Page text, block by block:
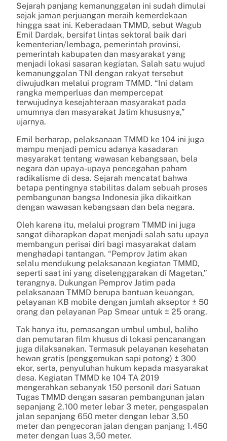
Sejarah panjang kemanunggalan ini sudah dimulai
sejak jaman perjuangan meraih kemerdekaan
hingga saat ini. Keberadaan TMMD, sebut Wagub
Emil Dardak, bersifat lintas sektoral baik dari
kementerian/lembaga, pemerintah provinsi,
pemerintah kabupaten dan masyarakat yang
menjadi lokasi sasaran kegiatan. Salah satu wujud
kemanunggalan TNI dengan rakyat tersebut
diwujudkan melalui program TMMD. “Ini dalam
rangka memperluas dan mempercepat
terwujudnya kesejahteraan masyarakat pada
umumnya dan masyarakat Jatim khususnya,”
ujarnya.
Emil berharap, pelaksanaan TMMD ke 104 ini juga
mampu menjadi pemicu adanya kasadaran
masyarakat tentang wawasan kebangsaan, bela
negara dan upaya-upaya pencegahan paham
radikalisme di desa. Sejarah mencatat bahwa
betapa pentingnya stabilitas dalam sebuah proses
pembangunan bangsa Indonesia jika dikaitkan
dengan wawasan kebangsaan dan bela negara.
Oleh karena itu, melalui program TMMD ini juga
sangat diharapkan dapat menjadi salah satu upaya
membangun perisai diri bagi masyarakat dalam
menghadapi tantangan. “Pemprov Jatim akan
selalu mendukung pelaksanaan kegiatan TMMD,
seperti saat ini yang diselenggarakan di Magetan,”
terangnya. Dukungan Pemprov Jatim pada
pelaksanaan TMMD berupa bantuan keuangan,
pelayanan KB mobile dengan jumlah akseptor ± 50
orang dan pelayanan Pap Smear untuk ± 25 orang.
Tak hanya itu, pemasangan umbul umbul, baliho
dan pemutaran film khusus di lokasi pencanangan
juga dilaksanakan. Termasuk pelayanan kesehatan
hewan gratis (penggemukan sapi potong) ± 300
ekor, serta, penyuluhan hukum kepada masyarakat
desa. Kegiatan TMMD ke 104 TA 2019
mengerahkan sebanyak 150 personil dari Satuan
Tugas TMMD dengan sasaran pembangunan jalan
sepanjang 2.100 meter lebar 3 meter, pengaspalan
jalan sepanjang 650 meter dengan lebar 3,50
meter dan pengecoran jalan dengan panjang 1.450
meter dengan luas 3,50 meter.